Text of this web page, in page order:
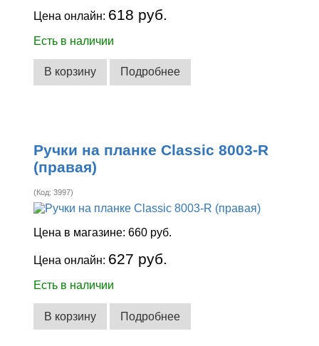
Цена онлайн: 618 руб.
Есть в наличии
В корзину Подробнее
Ручки на планке Classic 8003-R
(правая)
(Код:3997)
Цена в магазине:660 руб.
Цена онлайн: 627 руб.
Есть в наличии
В корзину Подробнее